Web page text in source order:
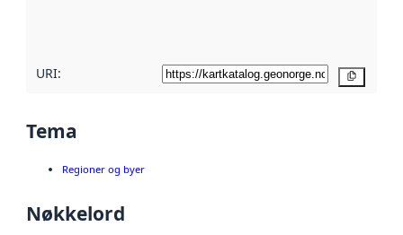
URI:
Tema
Regioner og byer
Nøkkelord